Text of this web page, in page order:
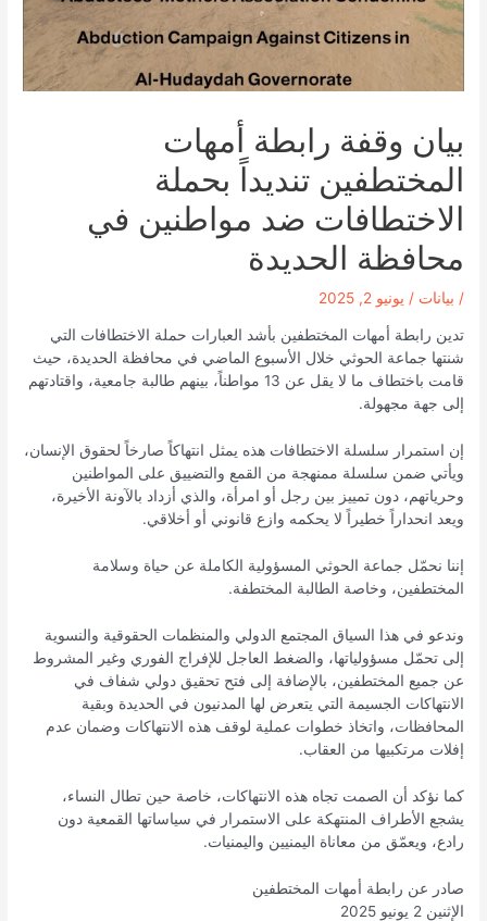
بيان وقفة رابطة أمهات
المختطفين تنديداً بحملة
الاختطافات ضد مواطنين في
محافظة الحديدة
/ بيانات / يونيو 2, 2025
تدين رابطة أمهات المختطفين بأشد العبارات حملة الاختطافات التي
شنتها جماعة الحوثي خلال الأسبوع الماضي في محافظة الحديدة، حيث
قامت باختطاف ما لا يقل عن 13 مواطناً، بينهم طالبة جامعية، واقتادتهم
إلى جهة مجهولة.
إن استمرار سلسلة الاختطافات هذه يمثل انتهاكاً صارخاً لحقوق الإنسان،
ويأتي ضمن سلسلة ممنهجة من القمع والتضييق على المواطنين
وحرياتهم، دون تمييز بين رجل أو امرأة، والذي أزداد بالآونة الأخيرة،
ويعد انحداراً خطيراً لا يحكمه وازع قانوني أو أخلاقي.
إننا نحمّل جماعة الحوثي المسؤولية الكاملة عن حياة وسلامة
المختطفين، وخاصة الطالبة المختطفة.
وندعو في هذا السياق المجتمع الدولي والمنظمات الحقوقية والنسوية
إلى تحمّل مسؤولياتها، والضغط العاجل للإفراج الفوري وغير المشروط
عن جميع المختطفين، بالإضافة إلى فتح تحقيق دولي شفاف في
الانتهاكات الجسيمة التي يتعرض لها المدنيون في الحديدة وبقية
المحافظات، واتخاذ خطوات عملية لوقف هذه الانتهاكات وضمان عدم
إفلات مرتكبيها من العقاب.
كما نؤكد أن الصمت تجاه هذه الانتهاكات، خاصة حين تطال النساء،
يشجع الأطراف المنتهكة على الاستمرار في سياساتها القمعية دون
رادع، ويعمّق من معاناة اليمنيين واليمنيات.
صادر عن رابطة أمهات المختطفين
الإثنين 2 يونيو 2025